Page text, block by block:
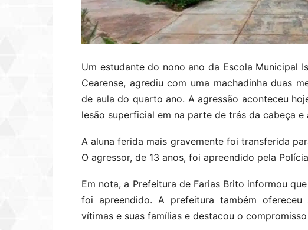
Um estudante do nono ano da Escola Municipal
Cearense, agrediu com uma machadinha duas
de aula do quarto ano. A agressão aconteceu
lesão superficial em na parte de trás da cabeça
A aluna ferida mais gravemente foi transferida
O agressor, de 13 anos, foi apreendido pela
Em nota, a Prefeitura de Farias Brito informou
foi apreendido. A prefeitura também
vítimas e suas famílias e destacou o